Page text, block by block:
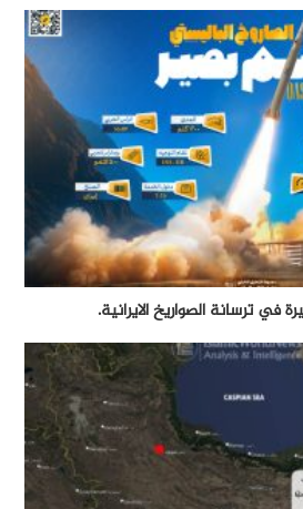
في ترسانة الصواريخ الايرانية.